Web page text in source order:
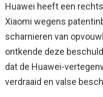
Huawei heeft een
Xiaomi wegens
scharnieren van
ontkende deze
dat de Huawei-
verdraaid en valse